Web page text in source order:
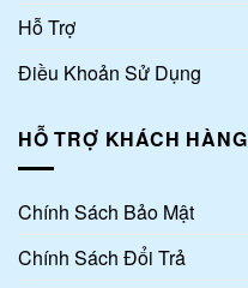
Hỗ Trợ
Điều Khoản Sử Dụng
HỖ TRỢ KHÁCH HÀNG
Chính Sách Bảo Mật
Chính Sách Đổi Trả